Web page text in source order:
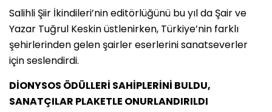
Salihli Şiir İkindileri’nin editörlüğünü bu yıl da Şair ve
Yazar Tuğrul Keskin üstlenirken, Türkiye’nin farklı
şehirlerinden gelen şairler eserlerini sanatseverler
için seslendirdi.
DİONYSOS ÖDÜLLERİ SAHİPLERİNİ BULDU,
SANATÇILAR PLAKETLE ONURLANDIRILDI